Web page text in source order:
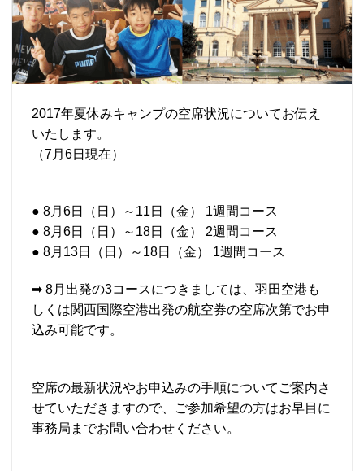
2017年夏休みキャンプの空席状況についてお伝え
いたします。
（7月6日現在）
● 8月6日（日）～11日（金） 1週間コース
● 8月6日（日）～18日（金） 2週間コース
● 8月13日（日）～18日（金） 1週間コース
➡ 8月出発の3コースにつきましては、羽田空港も
しくは関西国際空港出発の航空券の空席次第でお申
込み可能です。
空席の最新状況やお申込みの手順についてご案内さ
せていただきますので、ご参加希望の方はお早目に
事務局までお問い合わせください。